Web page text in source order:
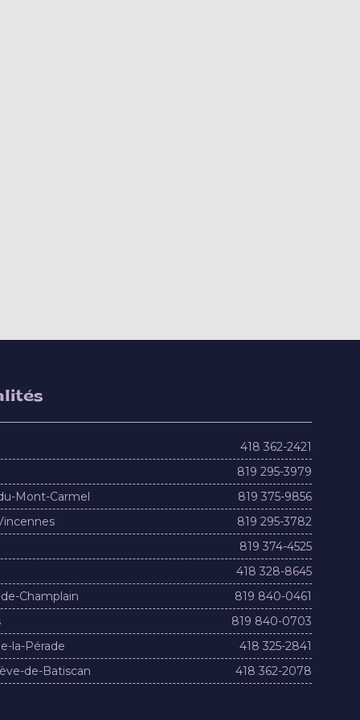
418 362-2421
819 295-3979
Mont-Carmel
819 375-9856
819 295-3782
819 374-4525
418 328-8645
Champlain
819 840-0461
819 840-0703
la-Pérade
418 325-2841
de-Batiscan
418 362-2078